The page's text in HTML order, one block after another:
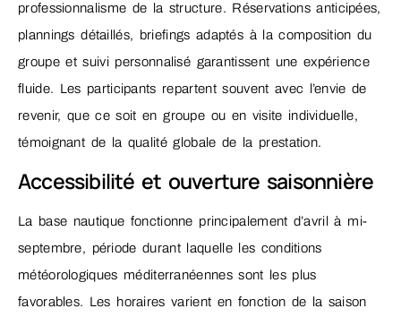
professionnalisme de la structure. Réservations anticipées,
plannings détaillés, briefings adaptés à la composition du
groupe et suivi personnalisé garantissent une expérience
fluide. Les participants repartent souvent avec l’envie de
revenir, que ce soit en groupe ou en visite individuelle,
témoignant de la qualité globale de la prestation.
Accessibilité et ouverture saisonnière
La base nautique fonctionne principalement d’avril à mi-
septembre, période durant laquelle les conditions
météorologiques méditerranéennes sont les plus
favorables. Les horaires varient en fonction de la saison